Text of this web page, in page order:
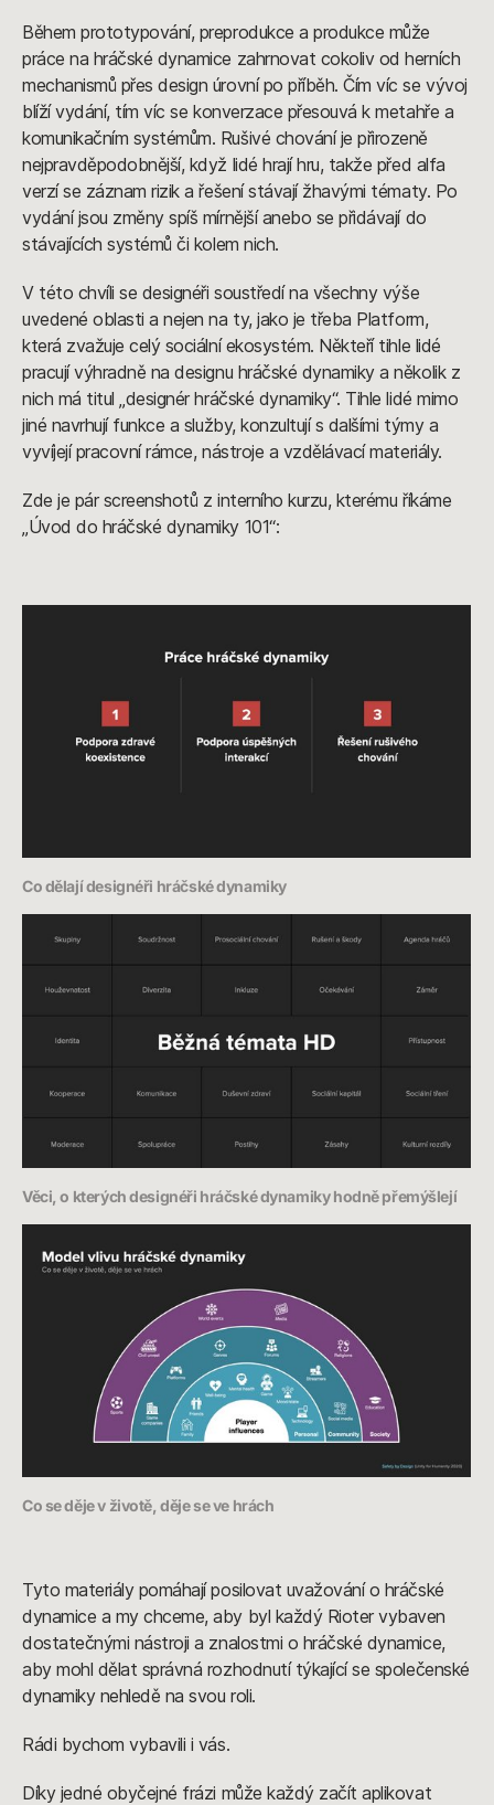
Během prototypování, preprodukce a produkce může
práce na hráčské dynamice zahrnovat cokoliv od herních
mechanismů přes design úrovní po příběh. Čím víc se vývoj
blíží vydání, tím víc se konverzace přesouvá k metahře a
komunikačním systémům. Rušivé chování je přirozeně
nejpravděpodobnější, když lidé hrají hru, takže před alfa
verzí se záznam rizik a řešení stávají žhavými tématy. Po
vydání jsou změny spíš mírnější anebo se přidávají do
stávajících systémů či kolem nich.
V této chvíli se designéři soustředí na všechny výše
uvedené oblasti a nejen na ty, jako je třeba Platform,
která zvažuje celý sociální ekosystém. Někteří tihle lidé
pracují výhradně na designu hráčské dynamiky a několik z
nich má titul „designér hráčské dynamiky“. Tihle lidé mimo
jiné navrhují funkce a služby, konzultují s dalšími týmy a
vyvíjejí pracovní rámce, nástroje a vzdělávací materiály.
Zde je pár screenshotů z interního kurzu, kterému říkáme
„Úvod do hráčské dynamiky 101“:
Co dělají designéři hráčské dynamiky
Věci, o kterých designéři hráčské dynamiky hodně přemýšlejí
Co se děje v životě, děje se ve hrách
Tyto materiály pomáhají posilovat uvažování o hráčské
dynamice a my chceme, aby byl každý Rioter vybaven
dostatečnými nástroji a znalostmi o hráčské dynamice,
aby mohl dělat správná rozhodnutí týkající se společenské
dynamiky nehledě na svou roli.
Rádi bychom vybavili i vás.
Díky jedné obyčejné frázi může každý začít aplikovat